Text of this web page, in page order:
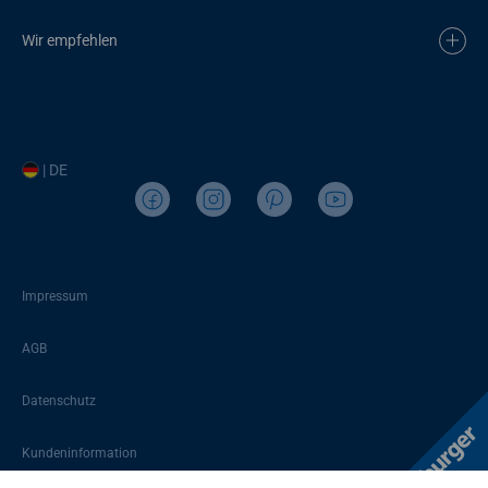
Wir empfehlen
| DE
Impressum
AGB
Datenschutz
Kundeninformation